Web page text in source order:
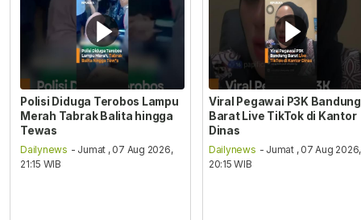
Polisi Diduga Terobos Lampu
Merah Tabrak Balita hingga
Tewas
Dailynews - Jumat , 07 Aug 2026,
21:15 WIB
Viral Pegawai P3K Bandung
Barat Live TikTok di Kantor
Dinas
Dailynews - Jumat , 07 Aug 2026,
20:15 WIB